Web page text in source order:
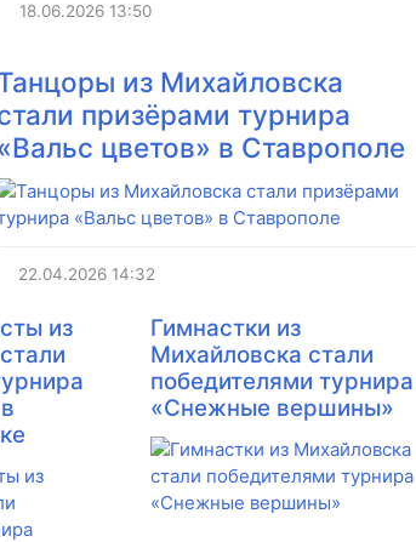
18.06.2026 13:50
из Михайловска
призёрами турнира
цветов» в Ставрополе
22.04.2026 14:32
из
Гимнастки из
Михайловска стали
победителями турнира
«Снежные вершины»